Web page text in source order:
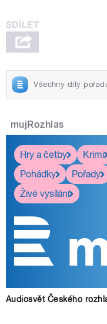
Všechny díly
mujRozhlas
Hry a četby
Krimi
Pohádky
Pořady
Živé vysílání
Audiosvět Českého